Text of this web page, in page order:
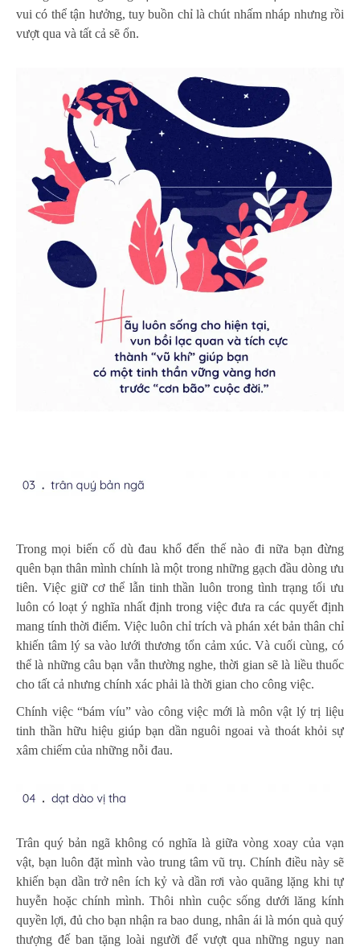
vui có thể tận hưởng, tuy buồn chỉ là chút nhấm nháp nhưng rồi
vượt qua và tất cả sẽ ổn.
Trong mọi biến cố dù đau khổ đến thế nào đi nữa bạn đừng
quên bạn thân mình chính là một trong những gạch đầu dòng ưu
tiên. Việc giữ cơ thể lẫn tinh thần luôn trong tình trạng tối ưu
luôn có loạt ý nghĩa nhất định trong việc đưa ra các quyết định
mang tính thời điểm. Việc luôn chỉ trích và phán xét bản thân chỉ
khiến tâm lý sa vào lưới thương tổn cảm xúc. Và cuối cùng, có
thể là những câu bạn vẫn thường nghe, thời gian sẽ là liều thuốc
cho tất cả nhưng chính xác phải là thời gian cho công việc.
Chính việc “bám víu” vào công việc mới là môn vật lý trị liệu
tinh thần hữu hiệu giúp bạn dần nguôi ngoai và thoát khỏi sự
xâm chiếm của những nỗi đau.
Trân quý bản ngã không có nghĩa là giữa vòng xoay của vạn
vật, bạn luôn đặt mình vào trung tâm vũ trụ. Chính điều này sẽ
khiến bạn dần trở nên ích kỷ và dần rơi vào quãng lặng khi tự
huyễn hoặc chính mình. Thôi nhìn cuộc sống dưới lăng kính
quyền lợi, đủ cho bạn nhận ra bao dung, nhân ái là món quà quý
thượng đế ban tặng loài người để vượt qua những nguy nan